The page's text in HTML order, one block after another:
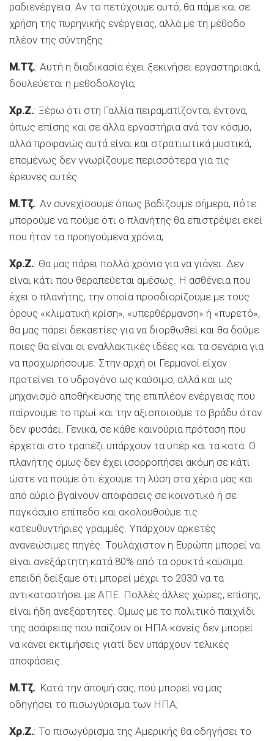
ραδιενέργεια. Αν το πετύχουμε αυτό, θα πάμε και σε
χρήση της πυρηνικής ενέργειας, αλλά με τη μέθοδο
πλέον της σύντηξης.
Μ.Τζ.: Αυτή η διαδικασία έχει ξεκινήσει εργαστηριακά,
δουλεύεται η μεθοδολογία;
Χρ.Ζ.: Ξέρω ότι στη Γαλλία πειραματίζονται έντονα,
όπως επίσης και σε άλλα εργαστήρια ανά τον κόσμο,
αλλά προφανώς αυτά είναι και στρατιωτικά μυστικά,
επομένως δεν γνωρίζουμε περισσότερα για τις
έρευνες αυτές.
Μ.Τζ.: Αν συνεχίσουμε όπως βαδίζουμε σήμερα, πότε
μπορούμε να πούμε ότι ο πλανήτης θα επιστρέψει εκεί
που ήταν τα προηγούμενα χρόνια;
Χρ.Ζ.: Θα μας πάρει πολλά χρόνια για να γιάνει. Δεν
είναι κάτι που θεραπεύεται αμέσως. Η ασθένεια που
έχει ο πλανήτης, την οποία προσδιορίζουμε με τους
όρους «κλιματική κρίση», «υπερθέρμανση» ή «πυρετό»,
θα μας πάρει δεκαετίες για να διορθωθεί και θα δούμε
ποιες θα είναι οι εναλλακτικές ιδέες και τα σενάρια για
να προχωρήσουμε. Στην αρχή οι Γερμανοί είχαν
προτείνει το υδρογόνο ως καύσιμο, αλλά και ως
μηχανισμό αποθήκευσης της επιπλέον ενέργειας που
παίρνουμε το πρωί και την αξιοποιούμε το βράδυ όταν
δεν φυσάει. Γενικά, σε κάθε καινούρια πρόταση που
έρχεται στο τραπέζι υπάρχουν τα υπέρ και τα κατά. Ο
πλανήτης όμως δεν έχει ισορροπήσει ακόμη σε κάτι
ώστε να πούμε ότι έχουμε τη λύση στα χέρια μας και
από αύριο βγαίνουν αποφάσεις σε κοινοτικό ή σε
παγκόσμιο επίπεδο και ακολουθούμε τις
κατευθυντήριες γραμμές. Υπάρχουν αρκετές
ανανεώσιμες πηγές. Τουλάχιστον η Ευρώπη μπορεί να
είναι ανεξάρτητη κατά 80% από τα ορυκτά καύσιμα
επειδή δείξαμε ότι μπορεί μέχρι το 2030 να τα
αντικαταστήσει με ΑΠΕ. Πολλές άλλες χώρες, επίσης,
είναι ήδη ανεξάρτητες. Ομως με το πολιτικό παιχνίδι
της ασάφειας που παίζουν οι ΗΠΑ κανείς δεν μπορεί
να κάνει εκτιμήσεις γιατί δεν υπάρχουν τελικές
αποφάσεις.
Μ.Τζ.: Κατά την άποψή σας, πού μπορεί να μας
οδηγήσει το πισωγύρισμα των ΗΠΑ;
Χρ.Ζ.: Το πισωγύρισμα της Αμερικής θα οδηγήσει το